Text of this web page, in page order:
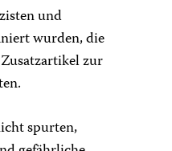
und
wurden, die
zur
spurten,